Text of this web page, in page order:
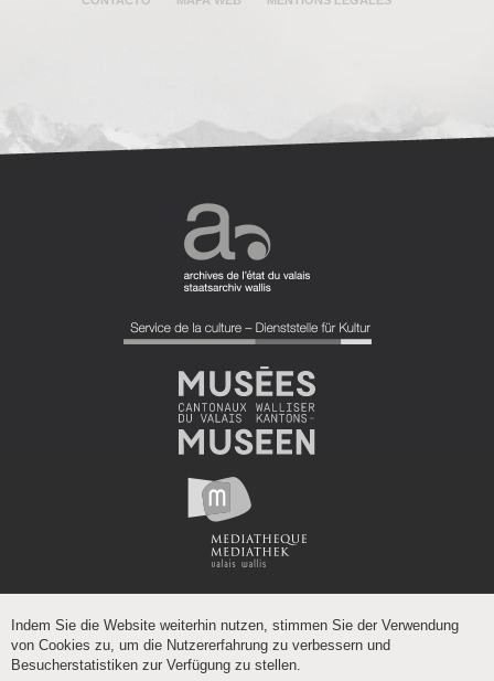
Indem Sie die Website weiterhin nutzen, stimmen Sie der Verwendung
von Cookies zu, um die Nutzererfahrung zu verbessern und
Besucherstatistiken zur Verfügung zu stellen.